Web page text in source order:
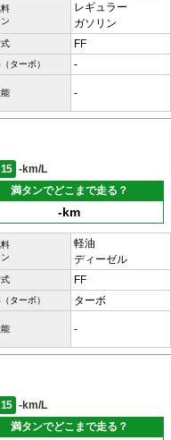
レギュラー
ガソリン
FF
ターボ） -
-
-km/L
満タンでどこまで走る？
-km
軽油
ディーゼル
FF
ターボ） ターボ
-
-km/L
満タンでどこまで走る？